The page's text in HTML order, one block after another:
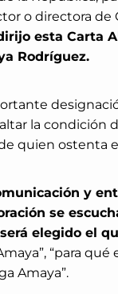
o directora de
esta Carta
Rodríguez.
la condición
quien ostenta
y
se
elegido el
“para
Amaya”.